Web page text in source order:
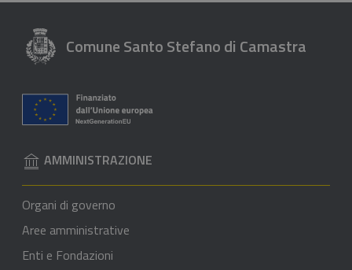
Comune Santo Stefano di Camastra
AMMINISTRAZIONE
Organi di governo
Aree amministrative
Enti e Fondazioni